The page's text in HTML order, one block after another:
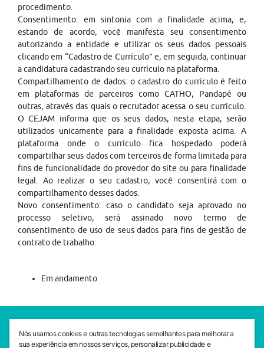
procedimento.
Consentimento: em sintonia com a finalidade acima, e,
estando de acordo, você manifesta seu consentimento
autorizando a entidade e utilizar os seus dados pessoais
clicando em “Cadastro de Currículo” e, em seguida, continuar
a candidatura cadastrando seu currículo na plataforma.
Compartilhamento de dados: o cadastro do currículo é feito
em plataformas de parceiros como CATHO, Pandapé ou
outras, através das quais o recrutador acessa o seu currículo.
O CEJAM informa que os seus dados, nesta etapa, serão
utilizados unicamente para a finalidade exposta acima. A
plataforma onde o currículo fica hospedado poderá
compartilhar seus dados com terceiros de forma limitada para
fins de funcionalidade do provedor do site ou para finalidade
legal. Ao realizar o seu cadastro, você consentirá com o
compartilhamento desses dados.
Novo consentimento: caso o candidato seja aprovado no
processo seletivo, será assinado novo termo de
consentimento de uso de seus dados para fins de gestão de
contrato de trabalho.
Em andamento
SEDE CEJAM
Av. da Liberdade, 765, Liberdade, São Paulo, 01503-001
Nós usamos cookies e outras tecnologias semelhantes para melhorar a
sua experiência em nossos serviços, personalizar publicidade e